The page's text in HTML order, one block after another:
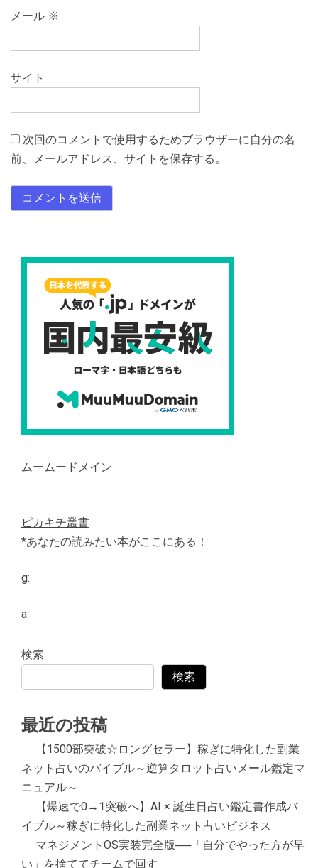
メール ※
サイト
次回のコメントで使用するためブラウザーに自分の名
前、メールアドレス、サイトを保存する。
ムームードメイン
ピカキチ叢書
*あなたの読みたい本がここにある！
g:
a:
検索
検索
最近の投稿
【1500部突破☆ロングセラー】稼ぎに特化した副業
ネット占いのバイブル～逆算タロット占いメール鑑定マ
ニュアル～
【爆速で0→1突破へ】AI × 誕生日占い鑑定書作成バ
イブル～稼ぎに特化した副業ネット占いビジネス
マネジメントOS実装完全版──「自分でやった方が早
い」を捨ててチームで回す